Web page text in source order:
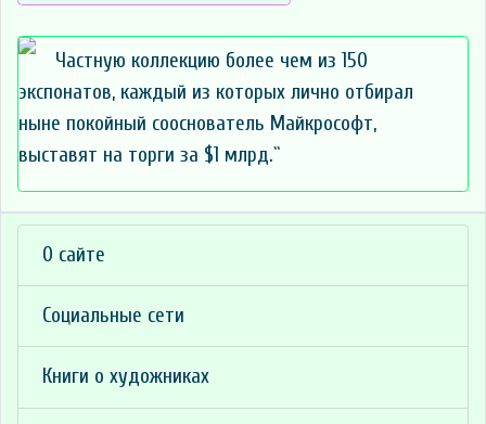
Частную коллекцию более чем из 150
экспонатов, каждый из которых лично отбирал
ныне покойный сооснователь Майкрософт,
выставят на торги за $1 млрд.``
О сайте
Социальные сети
Книги о художниках